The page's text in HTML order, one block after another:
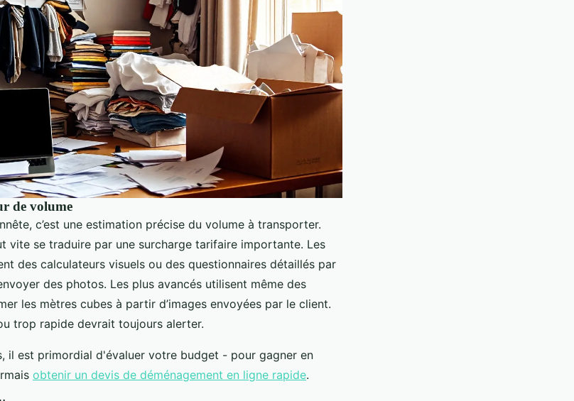
de volume
c’est une estimation précise du volume à transporter.
vite se traduire par une surcharge tarifaire importante. Les
des calculateurs visuels ou des questionnaires détaillés par
des photos. Les plus avancés utilisent même des
les mètres cubes à partir d’images envoyées par le client.
trop rapide devrait toujours alerter.
il est primordial d'évaluer votre budget - pour gagner en
obtenir un devis de déménagement en ligne rapide.